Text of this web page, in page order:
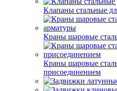
Клапаны стальные
Краны шаровые
Краны шаровые
присоединением